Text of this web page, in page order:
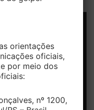
REDES
orientações
oficiais,
por meio dos
nº 1200,